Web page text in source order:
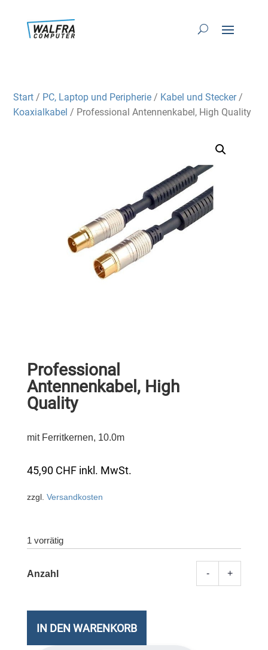
Start / PC, Laptop und Peripherie / Kabel und Stecker/
Koaxialkabel / Professional Antennenkabel, High Quality
Professional
Antennenkabel, High
Quality
mit Ferritkernen, 10.0m
45,90 CHF inkl. MwSt.
zzgl. Versandkosten
1 vorrätig
- +
IN DEN WARENKORB